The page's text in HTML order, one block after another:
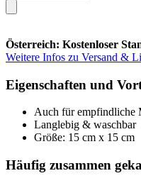
Österreich: Kostenloser
Weitere Infos zu Versand &
Eigenschaften und
Auch für empfindliche
Langlebig & waschbar
Größe: 15 cm x 15 cm
Häufig zusammen